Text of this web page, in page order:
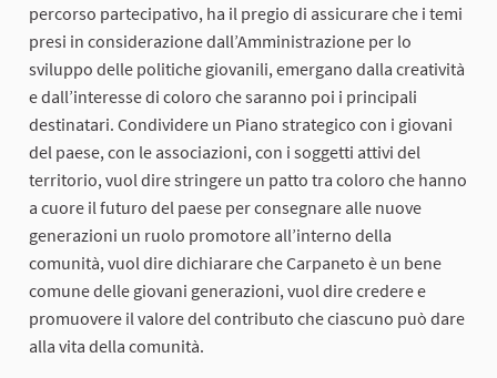
percorso partecipativo, ha il pregio di assicurare che i temi
presi in considerazione dall’Amministrazione per lo
sviluppo delle politiche giovanili, emergano dalla creatività
e dall’interesse di coloro che saranno poi i principali
destinatari. Condividere un Piano strategico con i giovani
del paese, con le associazioni, con i soggetti attivi del
territorio, vuol dire stringere un patto tra coloro che hanno
a cuore il futuro del paese per consegnare alle nuove
generazioni un ruolo promotore all’interno della
comunità, vuol dire dichiarare che Carpaneto è un bene
comune delle giovani generazioni, vuol dire credere e
promuovere il valore del contributo che ciascuno può dare
alla vita della comunità.